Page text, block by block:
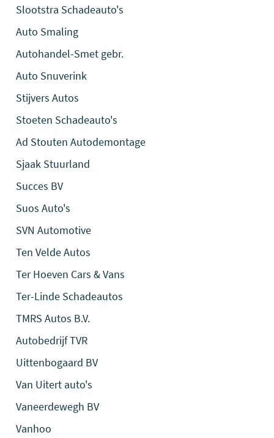
Slootstra Schadeauto's
Auto Smaling
Autohandel-Smet gebr.
Auto Snuverink
Stijvers Autos
Stoeten Schadeauto's
Ad Stouten Autodemontage
Sjaak Stuurland
Succes BV
Suos Auto's
SVN Automotive
Ten Velde Autos
Ter Hoeven Cars & Vans
Ter-Linde Schadeautos
TMRS Autos B.V.
Autobedrijf TVR
Uittenbogaard BV
Van Uitert auto's
Vaneerdewegh BV
Vanhoo